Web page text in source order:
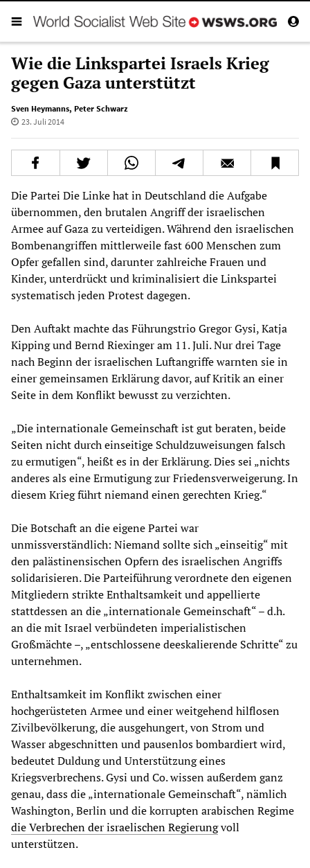
Wie die Linkspartei Israels Krieg
gegen Gaza unterstützt
Sven Heymanns, Peter Schwarz
23. Juli 2014
Die Partei Die Linke hat in Deutschland die Aufgabe
übernommen, den brutalen Angriff der israelischen
Armee auf Gaza zu verteidigen. Während den israelischen
Bombenangriffen mittlerweile fast 600 Menschen zum
Opfer gefallen sind, darunter zahlreiche Frauen und
Kinder, unterdrückt und kriminalisiert die Linkspartei
systematisch jeden Protest dagegen.
Den Auftakt machte das Führungstrio Gregor Gysi, Katja
Kipping und Bernd Riexinger am 11. Juli. Nur drei Tage
nach Beginn der israelischen Luftangriffe warnten sie in
einer gemeinsamen Erklärung davor, auf Kritik an einer
Seite in dem Konflikt bewusst zu verzichten.
„Die internationale Gemeinschaft ist gut beraten, beide
Seiten nicht durch einseitige Schuldzuweisungen falsch
zu ermutigen“, heißt es in der Erklärung. Dies sei „nichts
anderes als eine Ermutigung zur Friedensverweigerung. In
diesem Krieg führt niemand einen gerechten Krieg.“
Die Botschaft an die eigene Partei war
unmissverständlich: Niemand sollte sich „einseitig“ mit
den palästinensischen Opfern des israelischen Angriffs
solidarisieren. Die Parteiführung verordnete den eigenen
Mitgliedern strikte Enthaltsamkeit und appellierte
stattdessen an die „internationale Gemeinschaft“ – d.h.
an die mit Israel verbündeten imperialistischen
Großmächte –, „entschlossene deeskalierende Schritte“ zu
unternehmen.
Enthaltsamkeit im Konflikt zwischen einer
hochgerüsteten Armee und einer weitgehend hilflosen
Zivilbevölkerung, die ausgehungert, von Strom und
Wasser abgeschnitten und pausenlos bombardiert wird,
bedeutet Duldung und Unterstützung eines
Kriegsverbrechens. Gysi und Co. wissen außerdem ganz
genau, dass die „internationale Gemeinschaft“, nämlich
Washington, Berlin und die korrupten arabischen Regime
die Verbrechen der israelischen Regierungvoll
unterstützen.